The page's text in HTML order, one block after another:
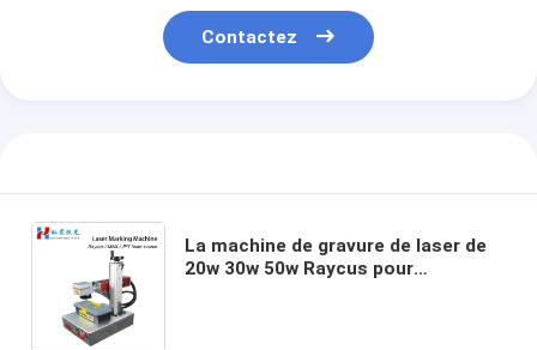
Contactez
La machine de gravure de laser de
20w 30w 50w Raycus pour